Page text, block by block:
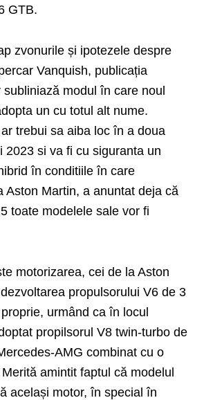
GTB.
zvonurile și ipotezele despre
Vanquish, publicația
modul în care noul
un cu totul alt nume.
trebui sa aiba loc în a doua
2023 si va fi cu siguranta un
în conditiile în care
Aston Martin, a anuntat deja că
toate modelele sale vor fi
motorizarea, cei de la Aston
propulsorului V6 de 3
urmând ca în locul
propilsorul V8 twin-turbo de
AMG combinat cu o
amintit faptul că modelul
același motor, în special în